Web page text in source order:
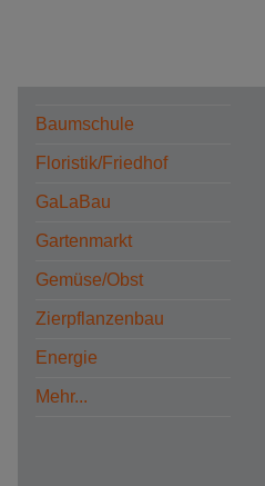
Baumschule
Floristik/Friedhof
GaLaBau
Gartenmarkt
Gemüse/Obst
Zierpflanzenbau
Energie
Mehr...